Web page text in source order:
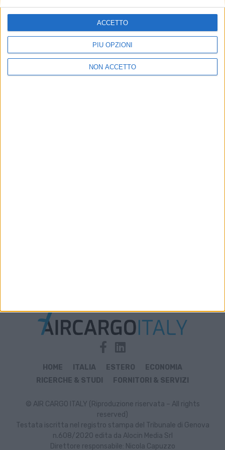
PIÙ OPZIONI
NON ACCETTO
ACCETTO
ISCRIVITI
Dichiaro di aver letto e compreso l'informativa sulla privacy e
di dare il mio consenso alla ricezione di promozioni commerciali
ed informative.Vedi POLITICA SULLA PRIVACY.
HOME ITALIA ESTERO
ECONOMIA
RICERCHE & STUDI
FORNITORI & SERVIZI
© AIR CARGO ITALY (Riproduzione riservata – All rights
reserved)
Testata iscritta nel registro stampa del Tribunale di Genova
n.608/2020 edita da Alocin Media Srl
Direttore responsabile: Nicola Capuzzo